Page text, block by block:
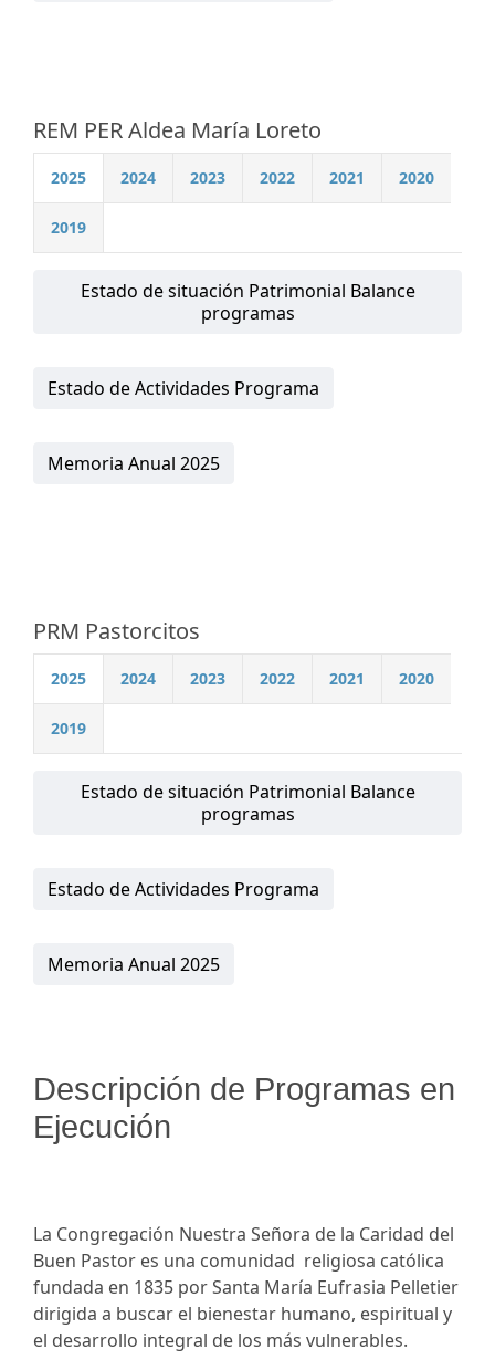
REM PER Aldea María Loreto
2025 2024 2023 2022 2021 2020
2019
Estado de situación Patrimonial Balance
programas
Estado de Actividades Programa
Memoria Anual 2025
PRM Pastorcitos
2025 2024 2023 2022 2021 2020
2019
Estado de situación Patrimonial Balance
programas
Estado de Actividades Programa
Memoria Anual 2025
Descripción de Programas en
Ejecución
La Congregación Nuestra Señora de la Caridad del
Buen Pastor es una comunidad religiosa católica
fundada en 1835 por Santa María Eufrasia Pelletier
dirigida a buscar el bienestar humano, espiritual y
el desarrollo integral de los más vulnerables.